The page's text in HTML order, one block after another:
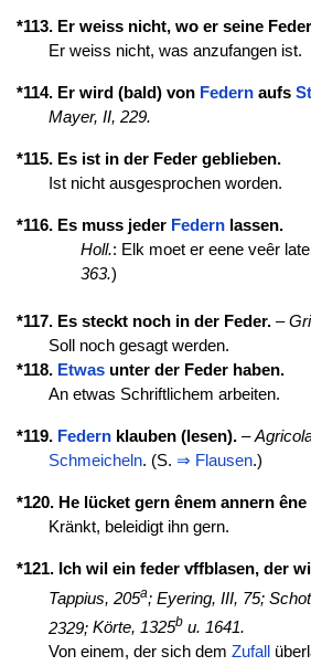
*113. Er weiss nicht, wo er seine
Er weiss nicht, was anzufangen ist.
*114. Er wird (bald) von Federnaufs
Mayer, II, 229.
*115. Es ist in der Feder geblieben.
Ist nicht ausgesprochen worden.
*116. Es muss jeder Federnlassen.
Holl.: Elk moet er eene veêr
363.)
*117. Es steckt noch in der Feder.–
Soll noch gesagt werden.
*118. Etwasunter der Feder haben.
An etwas Schriftlichem arbeiten.
*119. Federnklauben (lesen).–
Schmeicheln. (S. ⇒ Flausen.)
*120. He lücket gern ênem annern êne
Kränkt, beleidigt ihn gern.
*121. Ich wil ein feder vffblasen, der
Tappius, 205a; Eyering, III, 75;
2329; Körte, 1325bu. 1641.
Von einem, der sich dem Zufall